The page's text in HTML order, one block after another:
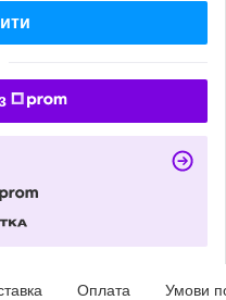
Оплата Умови